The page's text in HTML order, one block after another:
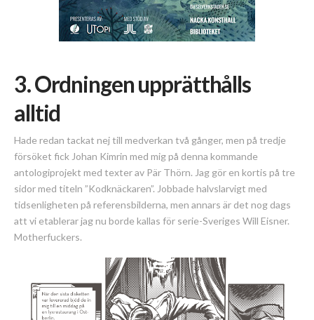
3. Ordningen upprätthålls
alltid
Hade redan tackat nej till medverkan två gånger, men på tredje
försöket fick Johan Kimrin med mig på denna kommande
antologiprojekt med texter av Pär Thörn. Jag gör en kortis på tre
sidor med titeln ”Kodknäckaren”. Jobbade halvslarvigt med
tidsenligheten på referensbilderna, men annars är det nog dags
att vi etablerar jag nu borde kallas för serie-Sveriges Will Eisner.
Motherfuckers.